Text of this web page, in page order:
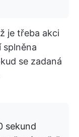
je třeba akci
se zadaná
sekund